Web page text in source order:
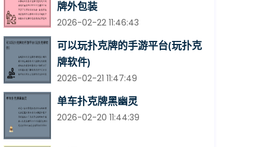
牌外包装
2026-02-22 11:46:43
可以玩扑克牌的手游平台(玩扑克
牌软件)
2026-02-21 11:47:49
单车扑克牌黑幽灵
2026-02-20 11:44:39